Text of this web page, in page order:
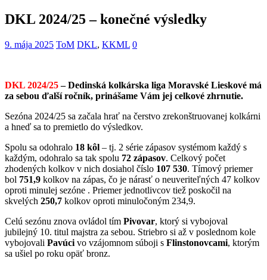
DKL 2024/25 – konečné výsledky
9. mája 2025 ToM DKL, KKML 0
DKL 2024/25– Dedinská kolkárska liga Moravské Lieskové má
za sebou ďalší ročník, prinášame Vám jej celkové zhrnutie.
Sezóna 2024/25 sa začala hrať na čerstvo zrekonštruovanej kolkárni
a hneď sa to premietlo do výsledkov.
Spolu sa odohralo 18 kôl – tj. 2 série zápasov systémom každý s
každým, odohralo sa tak spolu 72 zápasov. Celkový počet
zhodených kolkov v nich dosiahol číslo 107 530. Tímový priemer
bol 751,9 kolkov na zápas, čo je nárasť o neuveriteľných 47 kolkov
oproti minulej sezóne . Priemer jednotlivcov tiež poskočil na
skvelých 250,7 kolkov oproti minuločoným 234,9.
Celú sezónu znova ovládol tím Pivovar, ktorý si vybojoval
jubilejný 10. titul majstra za sebou. Striebro si až v poslednom kole
vybojovali Pavúci vo vzájomnom súboji s Flinstonovcami, ktorým
sa ušiel po roku opäť bronz.